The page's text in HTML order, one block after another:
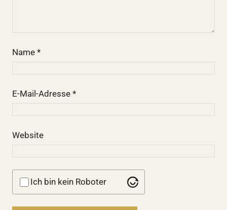
Name *
E-Mail-Adresse *
Website
Ich bin kein Roboter